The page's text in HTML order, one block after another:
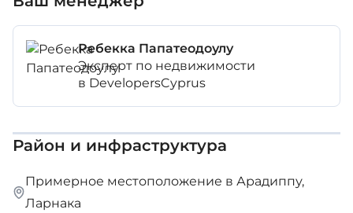
Ребекка Папатеодоулу
Эксперт по недвижимости
в DevelopersCyprus
Район и инфраструктура
Примерное местоположение в Арадиппу,
Ларнака